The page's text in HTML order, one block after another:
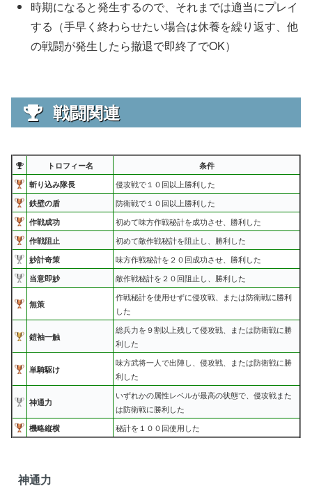
時期になると発生するので、それまでは適当にプレイ
する（手早く終わらせたい場合は休養を繰り返す、他
の戦闘が発生したら撤退で即終了でOK）
戦闘関連
トロフィー名
条件
斬り込み隊長
侵攻戦で１０回以上勝利した
鉄壁の盾
防衛戦で１０回以上勝利した
作戦成功
初めて味方作戦秘計を成功させ、勝利した
作戦阻止
初めて敵作戦秘計を阻止し、勝利した
妙計奇策
味方作戦秘計を２０回成功させ、勝利した
当意即妙
敵作戦秘計を２０回阻止し、勝利した
無策
作戦秘計を使用せずに侵攻戦、または防衛戦に勝利
した
鎧袖一触
総兵力を９割以上残して侵攻戦、または防衛戦に勝
利した
単騎駆け
味方武将一人で出陣し、侵攻戦、または防衛戦に勝
利した
神通力
いずれかの属性レベルが最高の状態で、侵攻戦また
は防衛戦に勝利した
機略縦横
秘計を１００回使用した
神通力